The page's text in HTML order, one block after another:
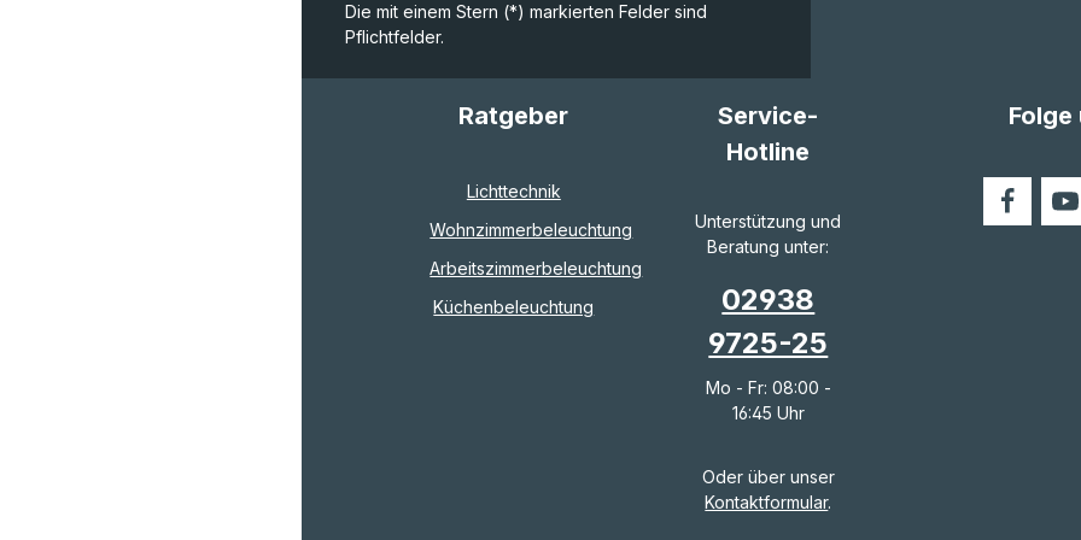
Die mit einem Stern (*) markierten Felder sind
Pflichtfelder.
Ratgeber
Lichttechnik
Wohnzimmerbeleuchtung
Arbeitszimmerbeleuchtung
Küchenbeleuchtung
Service-
Hotline
Unterstützung und
Beratung unter:
02938
9725-25
Mo - Fr: 08:00 -
16:45 Uhr
Oder über unser
Kontaktformular.
Folge